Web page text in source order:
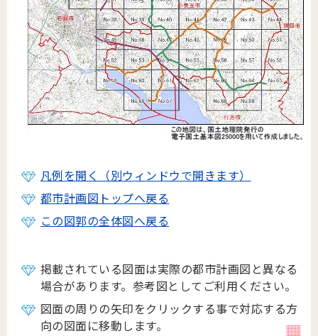
凡例を開く（別ウィンドウで開きます）
都市計画図トップへ戻る
この図郭の全体図へ戻る
掲載されている図面は実際の都市計画図と異なる
場合があります。参考図としてご利用ください。
図面の周りの矢印をクリックする事で対応する方
向の図面に移動します。